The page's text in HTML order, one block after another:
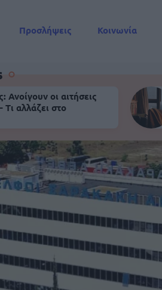
Προσλήψεις Κοινωνία
οι αιτήσεις
αλλάζει στο